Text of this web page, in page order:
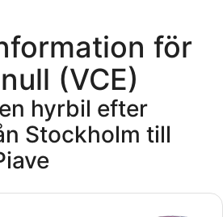
för
(VCE)
hyrbil efter
Stockholm till